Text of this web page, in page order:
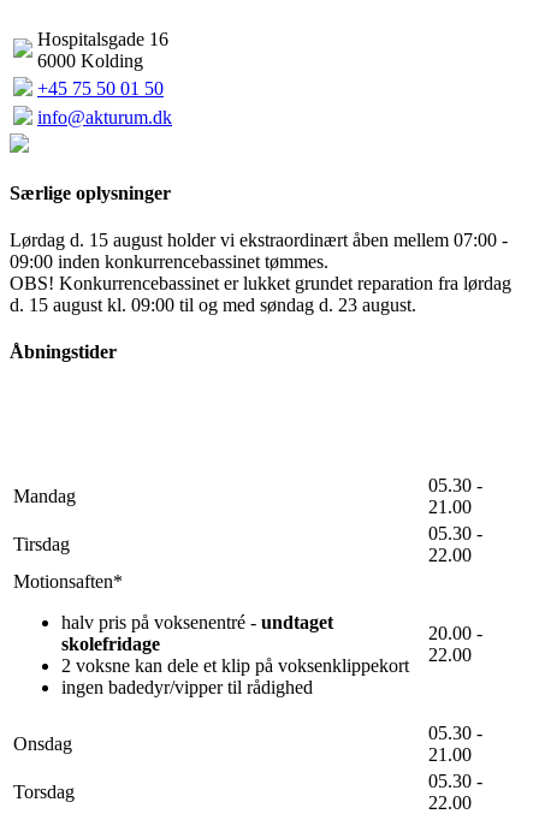
Hospitalsgade 16
6000 Kolding
+45 75 50 01 50
info@akturum.dk
Særlige oplysninger
Lørdag d. 15 august holder vi ekstraordinært åben mellem 07:00 -
09:00 inden konkurrencebassinet tømmes.
OBS! Konkurrencebassinet er lukket grundet reparation fra lørdag
d. 15 august kl. 09:00 til og med søndag d. 23 august.
Åbningstider
Mandag
05.30 -
21.00
Tirsdag
05.30 -
22.00
Motionsaften*
halv pris på voksenentré - undtaget
skolefridage
2 voksne kan dele et klip på voksenklippekort
ingen badedyr/vipper til rådighed
20.00 -
22.00
Onsdag
05.30 -
21.00
Torsdag
05.30 -
22.00